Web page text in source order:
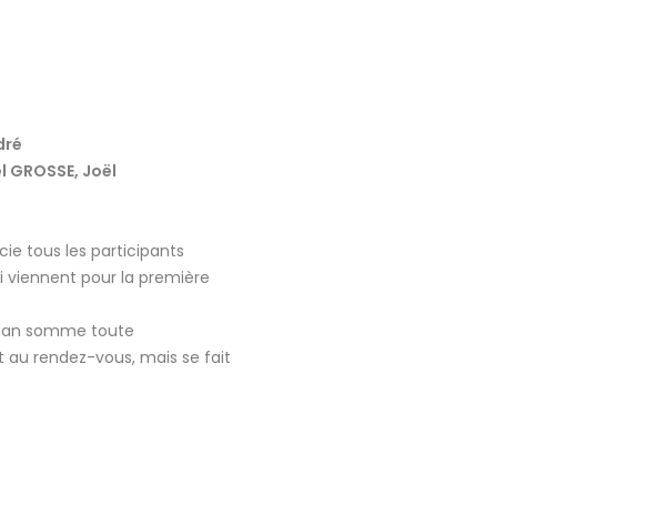
GROSSE, Joël
tous les participants
pour la première
somme toute
au rendez-vous, mais se fait